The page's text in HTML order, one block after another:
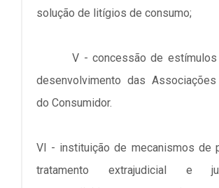
solução de litígios de consumo;
V - concessão de estímulos
desenvolvimento das
do Consumidor.
VI - instituição de mecanismos de
tratamento extrajudicial e